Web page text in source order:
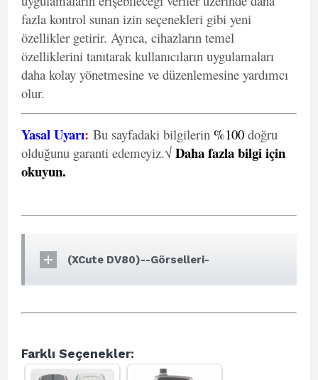
fazla kontrol sunan izin seçenekleri gibi yeni
özellikler getirir. Ayrıca, cihazların temel
özelliklerini tanıtarak kullanıcıların uygulamaları
daha kolay yönetmesine ve düzenlemesine yardımcı
olur.
Yasal Uyarı: Bu sayfadaki bilgilerin %100 doğru
olduğunu garanti edemeyiz.√ Daha fazla bilgi için
okuyun.
(XCute DV80)--Görselleri-
Farklı Seçenekler: